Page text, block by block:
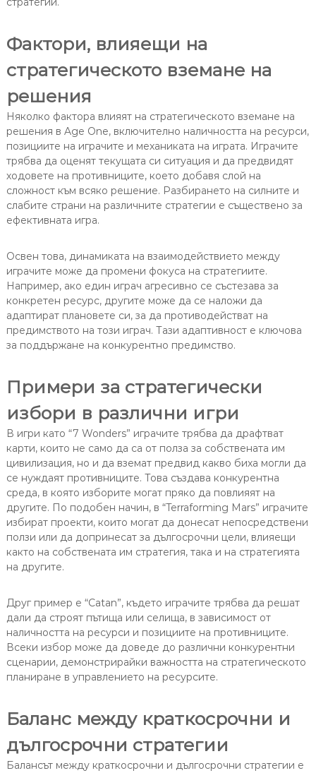
Фактори, влияещи на
стратегическото вземане на
решения
Няколко фактора влияят на стратегическото вземане на
решения в Age One, включително наличността на ресурси,
позициите на играчите и механиката на играта. Играчите
трябва да оценят текущата си ситуация и да предвидят
ходовете на противниците, което добавя слой на
сложност към всяко решение. Разбирането на силните и
слабите страни на различните стратегии е съществено за
ефективната игра.
Освен това, динамиката на взаимодействието между
играчите може да промени фокуса на стратегиите.
Например, ако един играч агресивно се състезава за
конкретен ресурс, другите може да се наложи да
адаптират плановете си, за да противодействат на
предимството на този играч. Тази адаптивност е ключова
за поддържане на конкурентно предимство.
Примери за стратегически
избори в различни игри
В игри като “7 Wonders” играчите трябва да драфтват
карти, които не само да са от полза за собствената им
цивилизация, но и да вземат предвид какво биха могли да
се нуждаят противниците. Това създава конкурентна
среда, в която изборите могат пряко да повлияят на
другите. По подобен начин, в “Terraforming Mars” играчите
избират проекти, които могат да донесат непосредствени
ползи или да допринесат за дългосрочни цели, влияещи
както на собствената им стратегия, така и на стратегията
на другите.
Друг пример е “Catan”, където играчите трябва да решат
дали да строят пътища или селища, в зависимост от
наличността на ресурси и позициите на противниците.
Всеки избор може да доведе до различни конкурентни
сценарии, демонстрирайки важността на стратегическото
планиране в управлението на ресурсите.
Баланс между краткосрочни и
дългосрочни стратегии
Балансът между краткосрочни и дългосрочни стратегии е